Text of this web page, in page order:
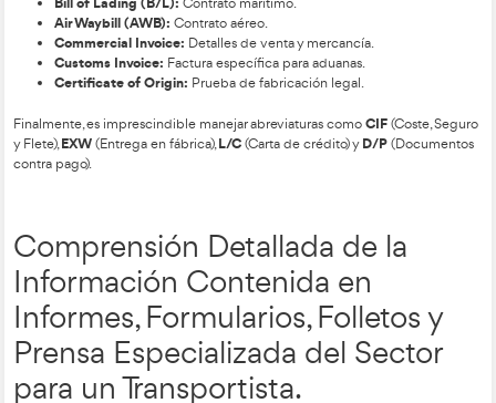
Para optimizar la cadena de suministro, se utilizan
docking(envío directo sin almacenaje), elBackhaul
prácticas comunes incluyen elOutsourcing
Benchmarking(comparativa de calidad) y elPicking
En cuanto a la documentación internacional , los registros
Bill of Lading (B/L):Contrato marítimo.
Air Waybill (AWB):Contrato aéreo.
Commercial Invoice: Detalles de venta y mercancía.
Customs Invoice:Factura específica para aduanas.
Certificate of Origin:Prueba de fabricación legal.